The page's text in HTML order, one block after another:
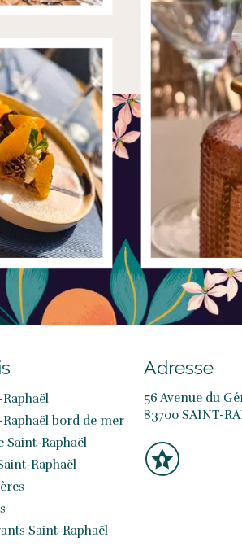
bord de mer
Saint-Raphaël
Raphaël
Saint-Raphaël
Adresse
56 Avenue du
83700 SAINT-